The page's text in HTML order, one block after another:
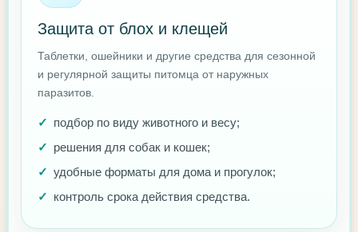
Защита от блох и клещей
Таблетки, ошейники и другие средства для сезонной
и регулярной защиты питомца от наружных
паразитов.
подбор по виду животного и весу;
решения для собак и кошек;
удобные форматы для дома и прогулок;
контроль срока действия средства.